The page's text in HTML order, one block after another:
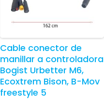
Cable conector de
manillar a controladora
Bogist Urbetter M6,
Ecoxtrem Bison, B-Mov
freestyle 5